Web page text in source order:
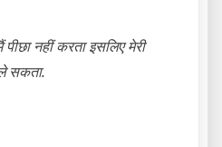
नहीं करता इसलिए मेरी
सकता.